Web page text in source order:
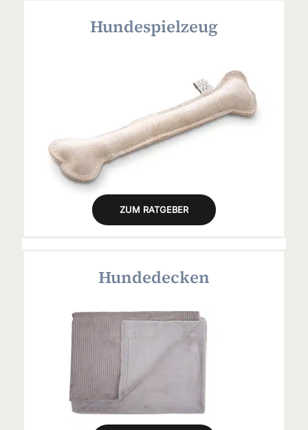
Hundespielzeug
ZUM RATGEBER
Hundedecken